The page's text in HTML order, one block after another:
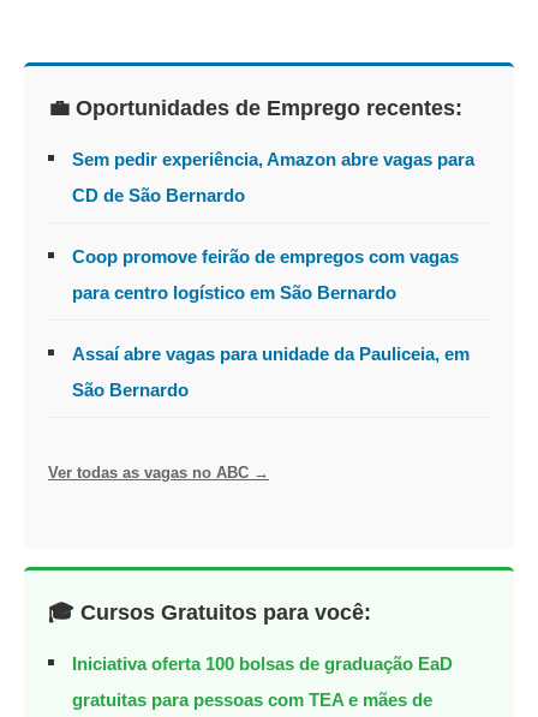
💼 Oportunidades de Emprego recentes:
Sem pedir experiência, Amazon abre vagas para
CD de São Bernardo
Coop promove feirão de empregos com vagas
para centro logístico em São Bernardo
Assaí abre vagas para unidade da Pauliceia, em
São Bernardo
Ver todas as vagas no ABC →
🎓 Cursos Gratuitos para você:
Iniciativa oferta 100 bolsas de graduação EaD
gratuitas para pessoas com TEA e mães de